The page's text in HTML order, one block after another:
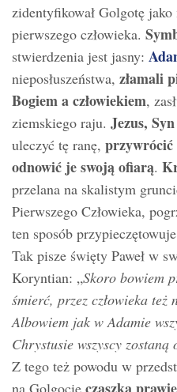
zidentyfikował Golgotę
pierwszego człowieka.
stwierdzenia jest jasny:
nieposłuszeństwa, złamali
Bogiem a człowiekiem,
ziemskiego raju. Jezus,
uleczyć tę ranę, przywrócić
odnowić je swoją ofiarą.
przelana na skalistym
Pierwszego Człowieka,
ten sposób
Tak pisze święty Paweł w
Koryntian: „Skoro bowiem
śmierć, przez człowieka też
Albowiem jak w Adamie
Chrystusie wszyscy zostaną
Z tego też powodu w
na Golgocie czaszka